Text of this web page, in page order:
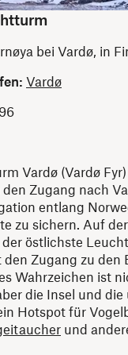
bei Vardø, in
Vardø
Vardø (Vardø
Zugang nach
entlang
zu sichern. Auf
östlichste
Zugang zu den
Wahrzeichen ist
die Insel und die
Hotspot für
und